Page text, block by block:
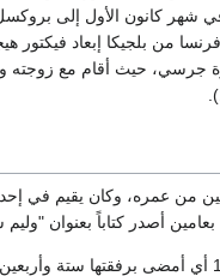
فهرب فيكتور هيجو من بارس عام 1851 في شهر
من بلجيكا إبعاد فيكتور
جرسي، حيث أقام مع زوجته
الستين من عمره، وكان يقيم في
أصدر كتاباً بعنوان "وليم
توفيت زوجته عام 1868 وكان قد تزوجها عام 1822 أي